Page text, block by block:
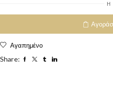
H
Αγαπημένο
Share: